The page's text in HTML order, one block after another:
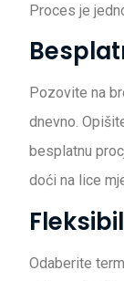
Proces je
Pozovite na
dnevno.
besplatnu
doći na lice
Odaberite